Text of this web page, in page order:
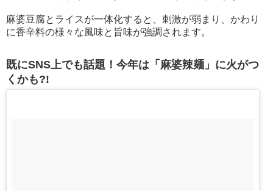
麻婆豆腐とライスが一体化すると、刺激が弱まり、かわり
に香辛料の様々な風味と旨味が強調されます。
既にSNS上でも話題！今年は「麻婆辣麺」に火がつ
くかも?!